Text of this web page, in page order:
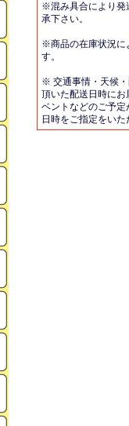
※混み具合により発
承下さい。
※商品の在庫状況に
す。
※ 交通事情・天候
頂いた配送日時に
ベントなどのご予
日時をご指定をい